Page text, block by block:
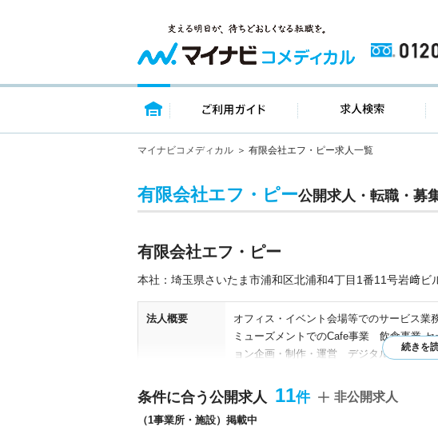
トップページ ご利用ガイド
マイナビコメディカル 有限会社エフ・ピー求人一覧
有限会社エフ・ピー公開求人・転職・募
有限会社エフ・ピー
本社：埼玉県さいたま市浦和区北浦和4丁目1番11号岩﨑ビ
法人概要
オフィス・イベント会場等でのサービス業
ミューズメントでのCafe事業 飲食事業
ョン企画・制作・運営 デジタルメディア
5-20-34)／放課後デイサービス キラキラ萩
特色 宮城県仙台市内で複数の放課後等デイサー
条件に合う公開求人 11
（1事業所・施設）掲載中
非公開求人